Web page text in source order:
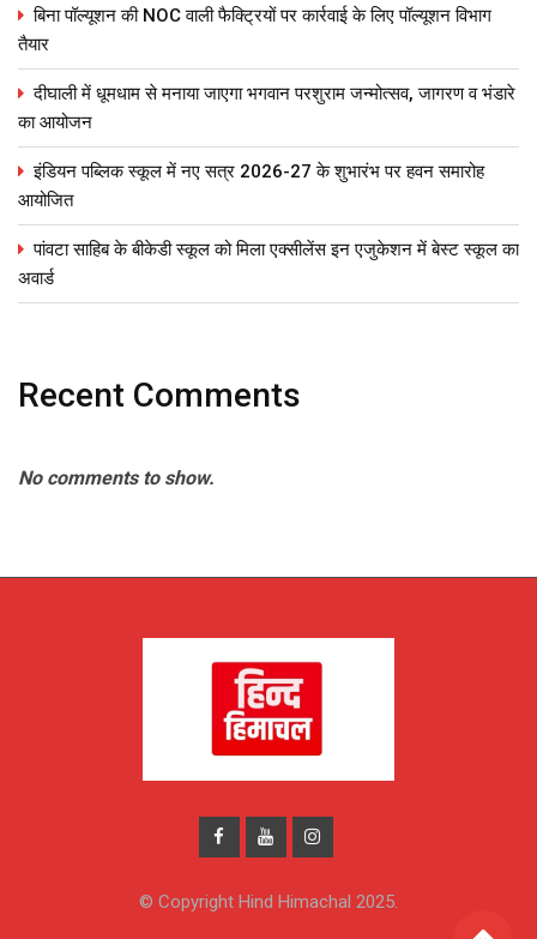
बिना पॉल्यूशन की NOC वाली फैक्ट्रियों पर कार्रवाई के लिए पॉल्यूशन विभाग
तैयार
दीघाली में धूमधाम से मनाया जाएगा भगवान परशुराम जन्मोत्सव, जागरण व भंडारे
का आयोजन
इंडियन पब्लिक स्कूल में नए सत्र 2026-27 के शुभारंभ पर हवन समारोह
आयोजित
पांवटा साहिब के बीकेडी स्कूल को मिला एक्सीलेंस इन एजुकेशन में बेस्ट स्कूल का
अवार्ड
Recent Comments
No comments to show.
© Copyright Hind Himachal 2025.